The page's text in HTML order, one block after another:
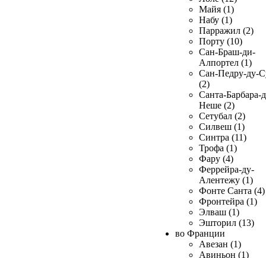
Майя (1)
Набу (1)
Парражил (2)
Порту (10)
Сан-Браш-ди-
Алпортел (1)
Сан-Педру-ду-
(2)
Санта-Барбара-
Неше (2)
Сетубал (2)
Силвеш (1)
Синтра (11)
Трофа (1)
Фару (4)
Феррейра-ду-
Алентежу (1)
Фонте Санта (4)
Фронтейра (1)
Элваш (1)
Эшторил (13)
во Франции
Авезан (1)
Авиньон (1)